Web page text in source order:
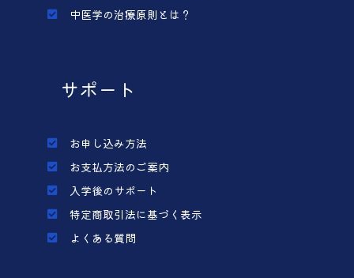
中医学の治療原則とは？
サポート
お申し込み方法
お支払方法のご案内
入学後のサポート
特定商取引法に基づく表示
よくある質問